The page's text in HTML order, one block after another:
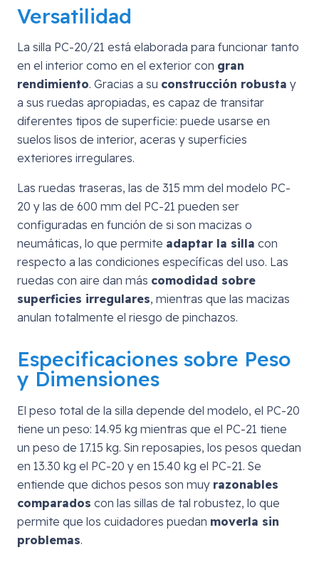
Versatilidad
La silla PC-20/21 está elaborada para funcionar tanto
en el interior como en el exterior con gran
rendimiento. Gracias a su construcción robusta y
a sus ruedas apropiadas, es capaz de transitar
diferentes tipos de superficie: puede usarse en
suelos lisos de interior, aceras y superficies
exteriores irregulares.
Las ruedas traseras, las de 315 mm del modelo PC-
20 y las de 600 mm del PC-21 pueden ser
configuradas en función de si son macizas o
neumáticas, lo que permite adaptar la silla con
respecto a las condiciones específicas del uso. Las
ruedas con aire dan más comodidad sobre
superficies irregulares, mientras que las macizas
anulan totalmente el riesgo de pinchazos.
Especificaciones sobre Peso
y Dimensiones
El peso total de la silla depende del modelo, el PC-20
tiene un peso: 14.95 kg mientras que el PC-21 tiene
un peso de 17.15 kg. Sin reposapies, los pesos quedan
en 13.30 kg el PC-20 y en 15.40 kg el PC-21. Se
entiende que dichos pesos son muy razonables
comparados con las sillas de tal robustez, lo que
permite que los cuidadores puedan moverla sin
problemas.